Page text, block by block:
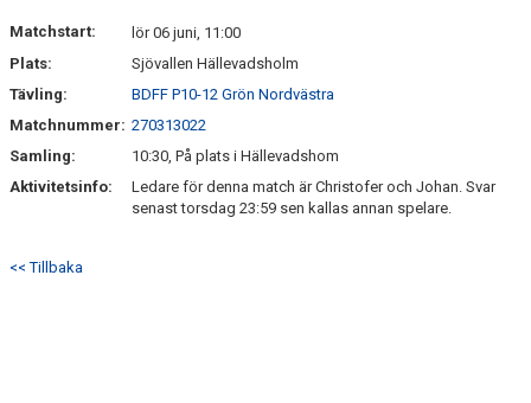
MATCHER
VERKSAMHETSBERÄTTELSE
Matchstart:
lör 06 juni, 11:00
Plats:
Sjövallen Hällevadsholm
Tävling:
BDFF P10-12 Grön Nordvästra
Matchnummer: 270313022
Samling:
10:30, På plats i Hällevadshom
Aktivitetsinfo:
Ledare för denna match är Christofer och Johan. Svar
senast torsdag 23:59 sen kallas annan spelare.
<< Tillbaka